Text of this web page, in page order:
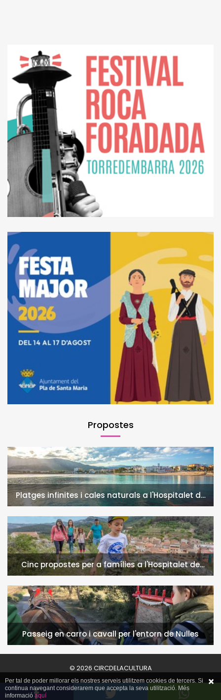
Propostes
Platges infinites i cales naturals a l'Hospitalet de
l'Infant i la Vall de Llors
Cinc propostes per a famílies a l'Hospitalet de
l'Infant i la Vall de Llors
Passeig en carro i cavall per l'entorn de Nulles
© 2026 CIRCDELACULTURA
Per tal de poder millorar els nostres serveis utilitzem cookies de tercers. Si
continua navegant considerarem que accepta la seva utilització. Més
informacióaquí